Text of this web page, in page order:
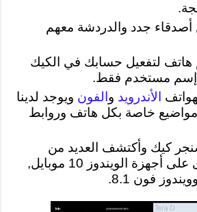
جدد والدردشة معهم
هاتف لتفعيل حسابك في الكيك
إسم مستخدم فقط.
الأندرويد و الفون ويوجد لدينا
مواضيع خاصة بكل هاتف وروابط
كيك وأكتشف العديد من
المميزات الأخرى على أجهزة الويندوز 10 موبايل,